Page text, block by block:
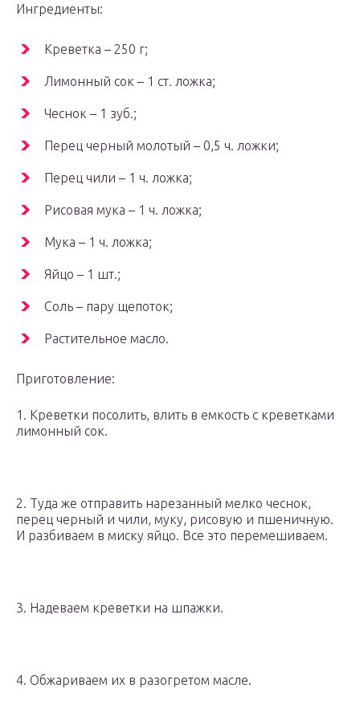
Ингредиенты:
Креветка – 250 г;
Лимонный сок – 1 ст. ложка;
Чеснок – 1 зуб.;
Перец черный молотый – 0,5 ч. ложки;
Перец чили – 1 ч. ложка;
Рисовая мука – 1 ч. ложка;
Мука – 1 ч. ложка;
Яйцо – 1 шт.;
Соль – пару щепоток;
Растительное масло.
Приготовление:
1. Креветки посолить, влить в емкость с креветками
лимонный сок.
2. Туда же отправить нарезанный мелко чеснок,
перец черный и чили, муку, рисовую и пшеничную.
И разбиваем в миску яйцо. Все это перемешиваем.
3. Надеваем креветки на шпажки.
4. Обжариваем их в разогретом масле.